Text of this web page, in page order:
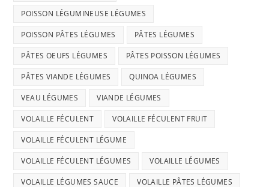
POISSON LÉGUMINEUSE LÉGUMES
POISSON PÂTES LÉGUMES PÂTES LÉGUMES
PÂTES OEUFS LÉGUMES PÂTES POISSON LÉGUMES
PÂTES VIANDE LÉGUMES QUINOA LÉGUMES
VEAU LÉGUMES VIANDE LÉGUMES
VOLAILLE FÉCULENT VOLAILLE FÉCULENT FRUIT
VOLAILLE FÉCULENT LÉGUME
VOLAILLE FÉCULENT LÉGUMES VOLAILLE LÉGUMES
VOLAILLE LÉGUMES SAUCE VOLAILLE PÂTES LÉGUMES